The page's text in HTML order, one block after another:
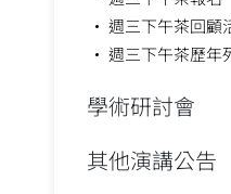
週三下午茶回顧
週三下午茶歷年
學術研討會
其他演講公告